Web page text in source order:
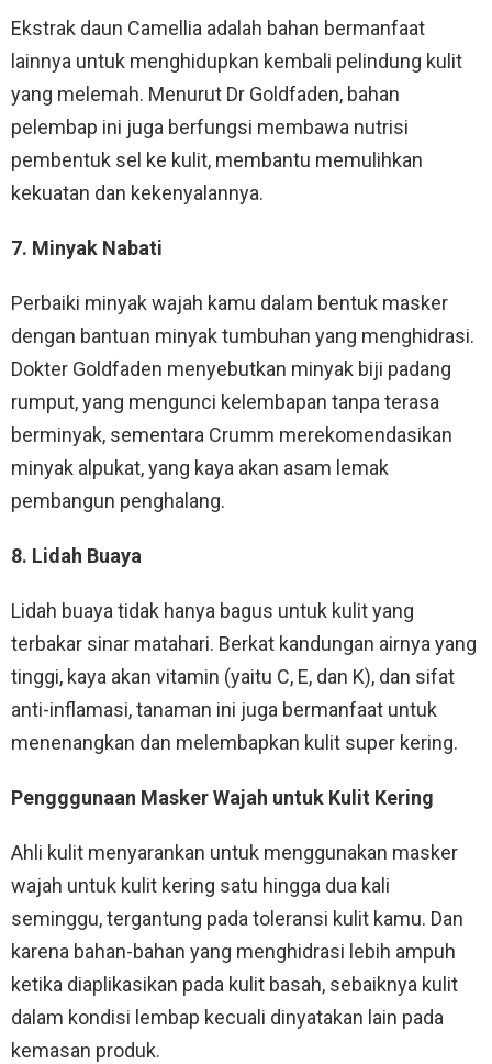
Ekstrak daun Camellia adalah bahan bermanfaat
lainnya untuk menghidupkan kembali pelindung kulit
yang melemah. Menurut Dr Goldfaden, bahan
pelembap ini juga berfungsi membawa nutrisi
pembentuk sel ke kulit, membantu memulihkan
kekuatan dan kekenyalannya.
7. Minyak Nabati
Perbaiki minyak wajah kamu dalam bentuk masker
dengan bantuan minyak tumbuhan yang menghidrasi.
Dokter Goldfaden menyebutkan minyak biji padang
rumput, yang mengunci kelembapan tanpa terasa
berminyak, sementara Crumm merekomendasikan
minyak alpukat, yang kaya akan asam lemak
pembangun penghalang.
8. Lidah Buaya
Lidah buaya tidak hanya bagus untuk kulit yang
terbakar sinar matahari. Berkat kandungan airnya yang
tinggi, kaya akan vitamin (yaitu C, E, dan K), dan sifat
anti-inflamasi, tanaman ini juga bermanfaat untuk
menenangkan dan melembapkan kulit super kering.
Pengggunaan Masker Wajah untuk Kulit Kering
Ahli kulit menyarankan untuk menggunakan masker
wajah untuk kulit kering satu hingga dua kali
seminggu, tergantung pada toleransi kulit kamu. Dan
karena bahan-bahan yang menghidrasi lebih ampuh
ketika diaplikasikan pada kulit basah, sebaiknya kulit
dalam kondisi lembap kecuali dinyatakan lain pada
kemasan produk.